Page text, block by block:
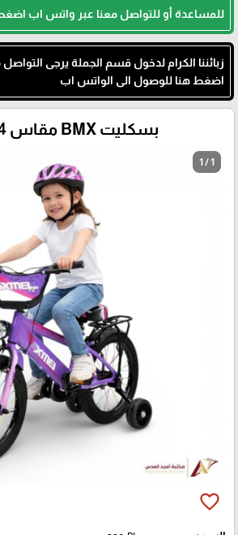
للمساعدة أو للتواصل معنا عبر واتس اب
زبائننا الكرام لدخول قسم الجملة يرجى
اضغط هنا للوصول الى الواتس اب
بسكليت BMX مقاس 14 انش
1 / 1
favorite_border